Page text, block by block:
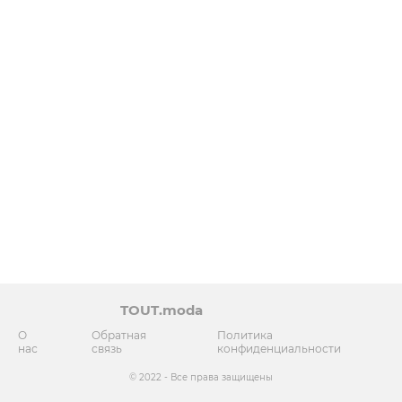
TOUT.moda
О
нас
Обратная
связь
Политика
конфиденциальности
© 2022 - Все права защищены